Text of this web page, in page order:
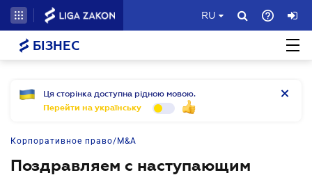
RU
БІЗНЕС
Ця сторінка доступна рідною мовою.
Перейти на українську
Корпоративное право/M&A
Поздравляем с наступающим